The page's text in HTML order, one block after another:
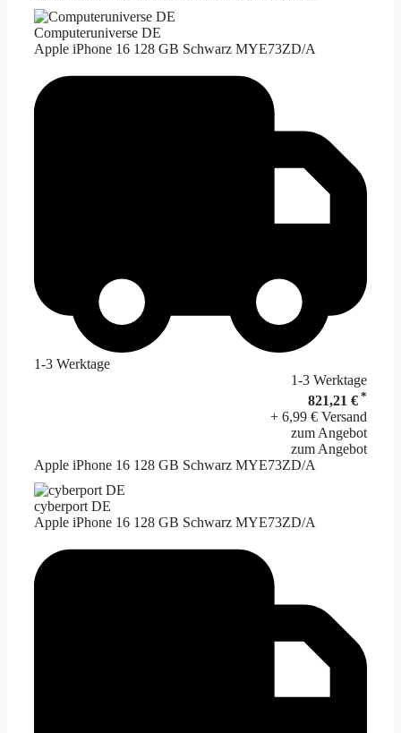
Computeruniverse DE
Apple iPhone 16 128 GB Schwarz MYE73ZD/A
1-3 Werktage
1-3 Werktage
821,21 € *
+ 6,99 € Versand
zum Angebot
zum Angebot
Apple iPhone 16 128 GB Schwarz MYE73ZD/A
cyberport DE
Apple iPhone 16 128 GB Schwarz MYE73ZD/A